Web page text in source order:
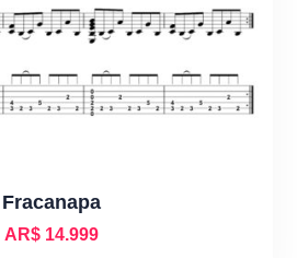
Fracanapa
AR$ 14.999